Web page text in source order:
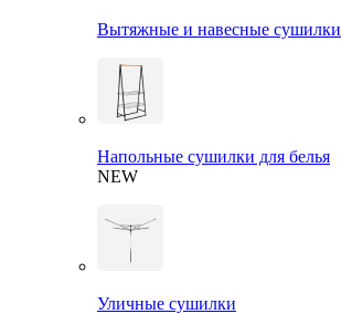
Вытяжные и навесные сушилки
Напольные сушилки для белья
NEW
Уличные сушилки